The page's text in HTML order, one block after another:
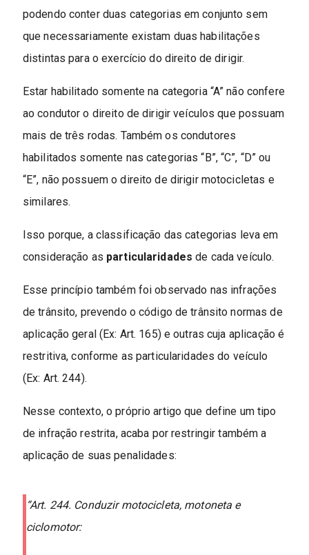
podendo conter duas categorias em conjunto sem
que necessariamente existam duas habilitações
distintas para o exercício do direito de dirigir.
Estar habilitado somente na categoria “A” não confere
ao condutor o direito de dirigir veículos que possuam
mais de três rodas. Também os condutores
habilitados somente nas categorias “B”, “C”, “D” ou
“E”, não possuem o direito de dirigir motocicletas e
similares.
Isso porque, a classificação das categorias leva em
consideração as particularidades de cada veículo.
Esse princípio também foi observado nas infrações
de trânsito, prevendo o código de trânsito normas de
aplicação geral (Ex: Art. 165) e outras cuja aplicação é
restritiva, conforme as particularidades do veículo
(Ex: Art. 244).
Nesse contexto, o próprio artigo que define um tipo
de infração restrita, acaba por restringir também a
aplicação de suas penalidades:
“Art. 244. Conduzir motocicleta, motoneta e
ciclomotor: